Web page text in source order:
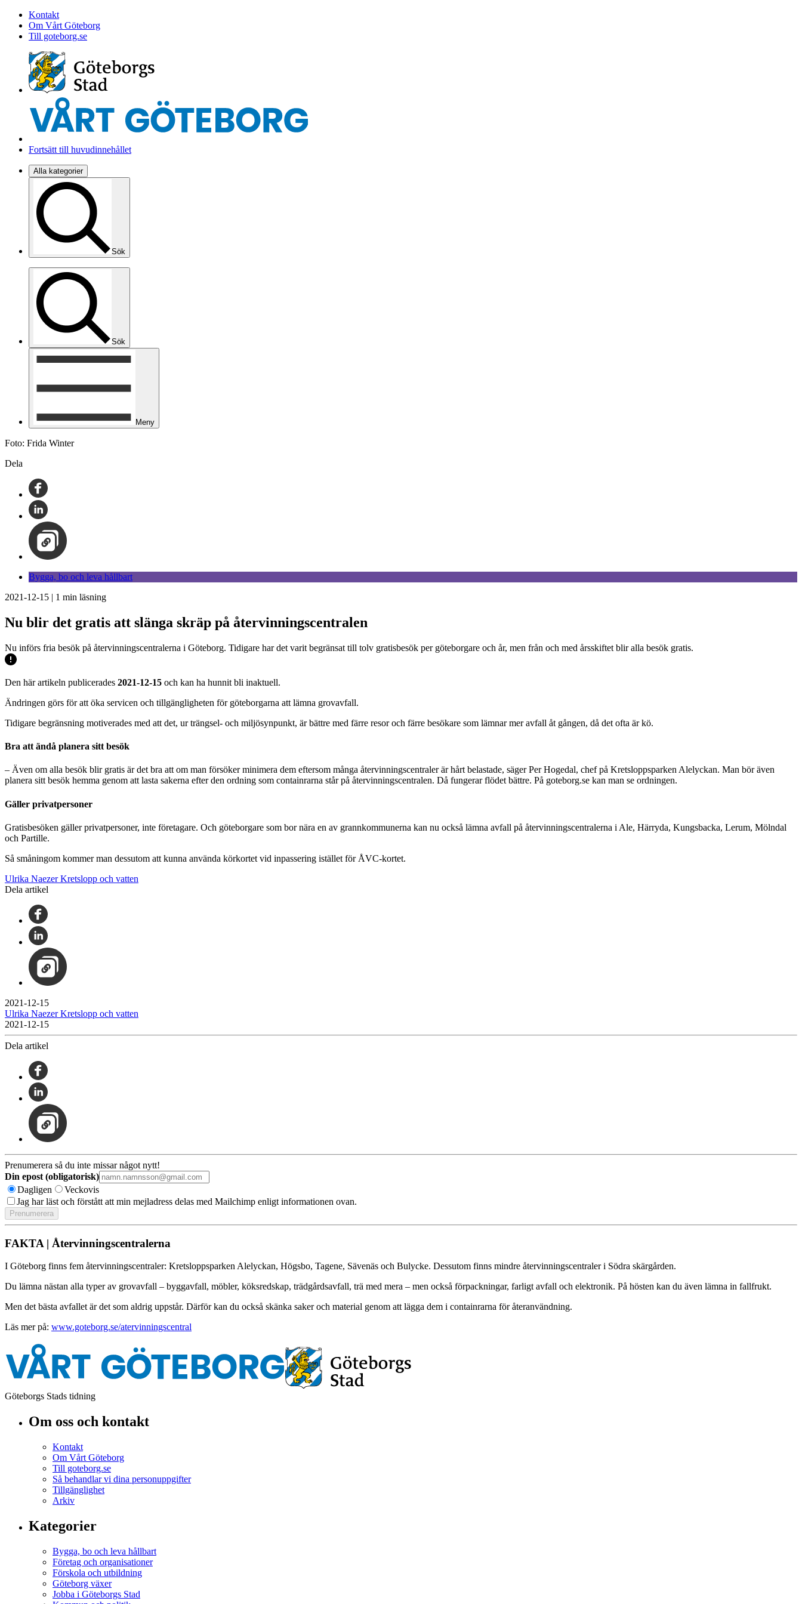
Kontakt
Om Vårt Göteborg
Till goteborg.se
Fortsätt till huvudinnehållet
Alla kategorier
Sök
Sök
Meny
Foto: Frida Winter
Dela
Bygga, bo och leva hållbart
2021-12-15 | 1 min läsning
Nu blir det gratis att slänga skräp på återvinningscentralen
Nu införs fria besök på återvinningscentralerna i Göteborg. Tidigare har det varit begränsat till tolv gratisbesök per göteborgare och år, men från och med årsskiftet blir alla besök gratis.
Den här artikeln publicerades 2021-12-15 och kan ha hunnit bli inaktuell.
Ändringen görs för att öka servicen och tillgängligheten för göteborgarna att lämna grovavfall.
Tidigare begränsning motiverades med att det, ur trängsel- och miljösynpunkt, är bättre med färre resor och färre besökare som lämnar mer avfall åt gången, då det ofta är kö.
Bra att ändå planera sitt besök
– Även om alla besök blir gratis är det bra att om man försöker minimera dem eftersom många återvinningscentraler är hårt belastade, säger Per Hogedal, chef på Kretsloppsparken Alelyckan. Man bör även
planera sitt besök hemma genom att lasta sakerna efter den ordning som containrarna står på återvinningscentralen. Då fungerar flödet bättre. På goteborg.se kan man se ordningen.
Gäller privatpersoner
Gratisbesöken gäller privatpersoner, inte företagare. Och göteborgare som bor nära en av grannkommunerna kan nu också lämna avfall på återvinningscentralerna i Ale, Härryda, Kungsbacka, Lerum, Mölndal
och Partille.
Så småningom kommer man dessutom att kunna använda körkortet vid inpassering istället för ÅVC-kortet.
Ulrika Naezer Kretslopp och vatten
Dela artikel
2021-12-15
Ulrika Naezer Kretslopp och vatten
2021-12-15
Dela artikel
Prenumerera så du inte missar något nytt!
Din epost (obligatorisk)
Dagligen
Veckovis
Jag har läst och förstått att min mejladress delas med Mailchimp enligt informationen ovan.
FAKTA | Återvinningscentralerna
I Göteborg finns fem återvinningscentraler: Kretsloppsparken Alelyckan, Högsbo, Tagene, Sävenäs och Bulycke. Dessutom finns mindre återvinningscentraler i Södra skärgården.
Du lämna nästan alla typer av grovavfall – byggavfall, möbler, köksredskap, trädgårdsavfall, trä med mera – men också förpackningar, farligt avfall och elektronik. På hösten kan du även lämna in fallfrukt.
Men det bästa avfallet är det som aldrig uppstår. Därför kan du också skänka saker och material genom att lägga dem i containrarna för återanvändning.
Läs mer på: www.goteborg.se/atervinningscentral
Göteborgs Stads tidning
Om oss och kontakt
Kontakt
Om Vårt Göteborg
Till goteborg.se
Så behandlar vi dina personuppgifter
Tillgänglighet
Arkiv
Kategorier
Bygga, bo och leva hållbart
Företag och organisationer
Förskola och utbildning
Göteborg växer
Jobba i Göteborgs Stad